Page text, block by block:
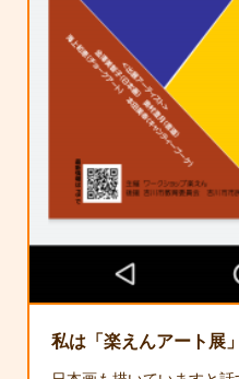
私は「楽えんアート展